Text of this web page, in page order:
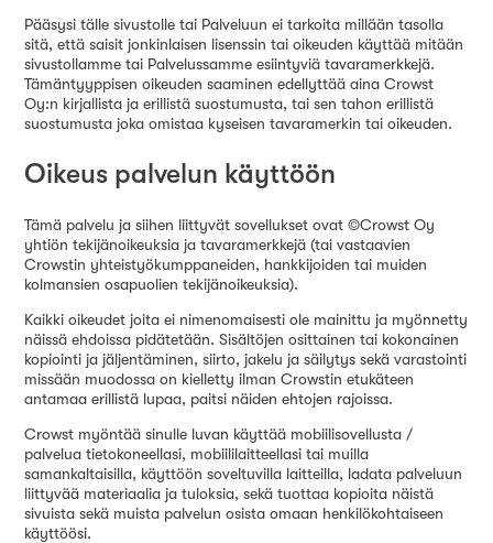
Pääsysi tälle sivustolle tai Palveluun ei tarkoita millään tasolla
sitä, että saisit jonkinlaisen lisenssin tai oikeuden käyttää mitään
sivustollamme tai Palvelussamme esiintyviä tavaramerkkejä.
Tämäntyyppisen oikeuden saaminen edellyttää aina Crowst
Oy:n kirjallista ja erillistä suostumusta, tai sen tahon erillistä
suostumusta joka omistaa kyseisen tavaramerkin tai oikeuden.
Oikeus palvelun käyttöön
Tämä palvelu ja siihen liittyvät sovellukset ovat ©Crowst Oy
yhtiön tekijänoikeuksia ja tavaramerkkejä (tai vastaavien
Crowstin yhteistyökumppaneiden, hankkijoiden tai muiden
kolmansien osapuolien tekijänoikeuksia).
Kaikki oikeudet joita ei nimenomaisesti ole mainittu ja myönnetty
näissä ehdoissa pidätetään. Sisältöjen osittainen tai kokonainen
kopiointi ja jäljentäminen, siirto, jakelu ja säilytys sekä varastointi
missään muodossa on kielletty ilman Crowstin etukäteen
antamaa erillistä lupaa, paitsi näiden ehtojen rajoissa.
Crowst myöntää sinulle luvan käyttää mobiilisovellusta /
palvelua tietokoneellasi, mobiililaitteellasi tai muilla
samankaltaisilla, käyttöön soveltuvilla laitteilla, ladata palveluun
liittyvää materiaalia ja tuloksia, sekä tuottaa kopioita näistä
sivuista sekä muista palvelun osista omaan henkilökohtaiseen
käyttöösi.